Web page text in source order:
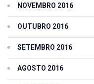
NOVEMBRO 2016
OUTUBRO 2016
SETEMBRO 2016
AGOSTO 2016